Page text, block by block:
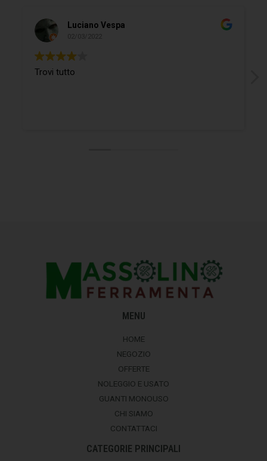
Luciano Vespa
02/03/2022
Trovi tutto
MENU
HOME
NEGOZIO
OFFERTE
NOLEGGIO E USATO
GUANTI MONOUSO
CHI SIAMO
CONTATTACI
CATEGORIE PRINCIPALI